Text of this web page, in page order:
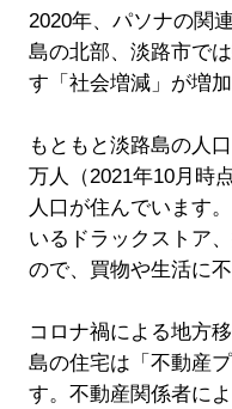
2020年、パソナの関
島の北部、淡路市で
す「社会増減」が増加
もともと淡路島の人
万人（2021年10月時
人口が住んでいます
いるドラックストア
ので、買物や生活に
コロナ禍による地方
島の住宅は「不動産
す。不動産関係者に